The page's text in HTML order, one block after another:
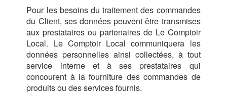
Pour les besoins du traitement des commandes
du Client, ses données peuvent être transmises
aux prestataires ou partenaires de Le Comptoir
Local. Le Comptoir Local communiquera les
données personnelles ainsi collectées, à tout
service interne et à ses prestataires qui
concourent à la fourniture des commandes de
produits ou des services fournis.